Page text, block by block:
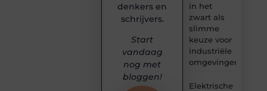
in het
zwart als
slimme
keuze voor
industriële
omgevingen
Elektrische
denkers en
schrijvers.
Start
vandaag
nog met
bloggen!